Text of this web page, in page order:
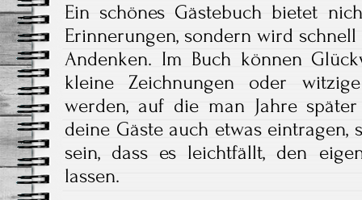
Ein schönes Gästebuch bietet
Erinnerungen, sondern wird
Andenken. Im Buch können
kleine Zeichnungen oder
werden, auf die man Jahre
deine Gäste auch etwas eintragen,
sein, dass es leichtfällt, den
lassen.